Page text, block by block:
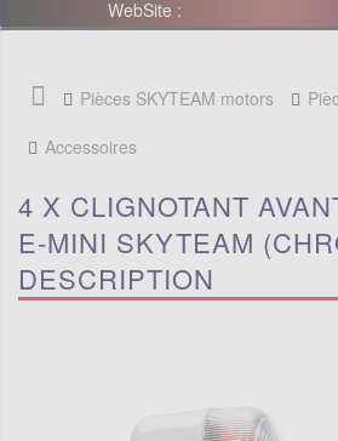
WebSite :
Pièces SKYTEAM motors
Accessoires
4 X CLIGNOTANT
E-MINI SKYTEAM
DESCRIPTION